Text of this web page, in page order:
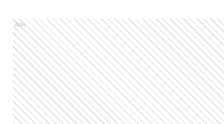
Ads